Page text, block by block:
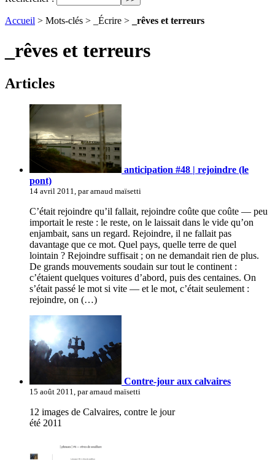
Accueil > Mots-clés > _Écrire > _rêves et terreurs
_rêves et terreurs
Articles
anticipation #48 | rejoindre (le
pont)
14 avril 2011, par arnaud maïsetti
C’était rejoindre qu’il fallait, rejoindre coûte que coûte — peu
importait le reste : le reste, on le laissait dans le vide qu’on
enjambait, sans un regard. Rejoindre, il ne fallait pas
davantage que ce mot. Quel pays, quelle terre de quel
lointain ? Rejoindre suffisait ; on ne demandait rien de plus.
De grands mouvements soudain sur tout le continent :
c’étaient quelques voitures d’abord, puis des centaines. On
s’était passé le mot si vite — et le mot, c’était seulement :
rejoindre, on (…)
Contre-jour aux calvaires
15 août 2011, par arnaud maïsetti
12 images de Calvaires, contre le jour
été 2011